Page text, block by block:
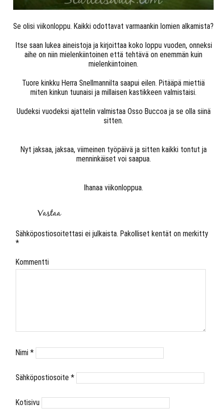
Se olisi viikonloppu. Kaikki odottavat varmaankin lomien alkamista?
Itse saan lukea aineistoja ja kirjoittaa koko loppu vuoden, onneksi
aihe on niin mielenkiintoinen että tehtävä on enemmän kuin
mielenkiintoinen.
Tuore kinkku Herra Snellmannilta saapui eilen. Pitääpä miettiä
miten kinkun tuunaisi ja millaisen kastikkeen valmistaisi.
Uudeksi vuodeksi ajattelin valmistaa Osso Buccoa ja se olla siinä
sitten.
Nyt jaksaa, jaksaa, viimeinen työpäivä ja sitten kaikki tontut ja
menninkäiset voi saapua.
Ihanaa viikonloppua.
Vastaa
Sähköpostiosoitettasi ei julkaista. Pakolliset kentät on merkitty
*
Kommentti
Nimi *
Sähköpostiosoite *
Kotisivu